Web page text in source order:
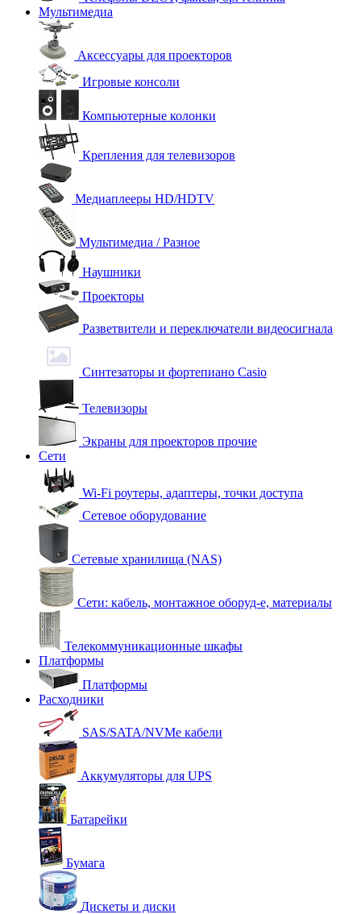
Мультимедиа
Аксессуары для проекторов
Игровые консоли
Компьютерные колонки
Крепления для телевизоров
Медиаплееры HD/HDTV
Мультимедиа / Разное
Наушники
Проекторы
Разветвители и переключатели видеосигнала
Синтезаторы и фортепиано Casio
Телевизоры
Экраны для проекторов прочие
Сети
Wi-Fi роутеры, адаптеры, точки доступа
Сетевое оборудование
Сетевые хранилища (NAS)
Сети: кабель, монтажное оборуд-е, материалы
Телекоммуникационные шкафы
Платформы
Платформы
Расходники
SAS/SATA/NVMe кабели
Аккумуляторы для UPS
Батарейки
Бумага
Дискеты и диски